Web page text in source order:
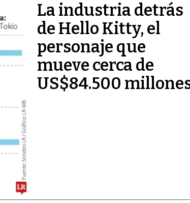
La industria detrás
de Hello Kitty, el
personaje que
mueve cerca de
US$84.500